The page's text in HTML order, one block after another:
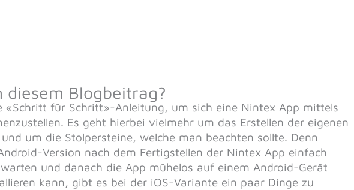
diesem Blogbeitrag?
«Schritt für Schritt»-Anleitung, um sich eine Nintex App mittels
Es geht hierbei vielmehr um das Erstellen der eigenen
um die Stolpersteine, welche man beachten sollte. Denn
Version nach dem Fertigstellen der Nintex App einfach
und danach die App mühelos auf einem Android-Gerät
kann, gibt es bei der iOS-Variante ein paar Dinge zu